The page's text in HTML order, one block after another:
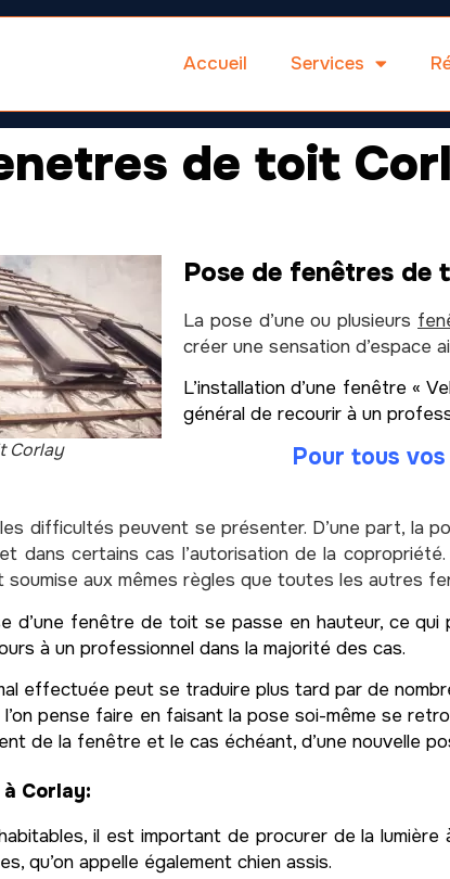
Accueil Services
de toit
Corlay
Pose de fenêtres de
La pose d’une ou plusieurs
créer une sensation d’espace
L’installation d’une fenêtre «
général de recourir à un
Pour tous
difficultés peuvent se présenter. D’une part, la
dans certains cas l’autorisation de la
soumise aux mêmes règles que toutes les autres
d’une fenêtre de toit se passe en hauteur, ce
à un professionnel dans la majorité des cas.
effectuée peut se traduire plus tard par de
pense faire en faisant la pose soi-même se
de la fenêtre et le cas échéant, d’une nouvelle
Corlay:
il est important de procurer de la
qu’on appelle également chien assis.